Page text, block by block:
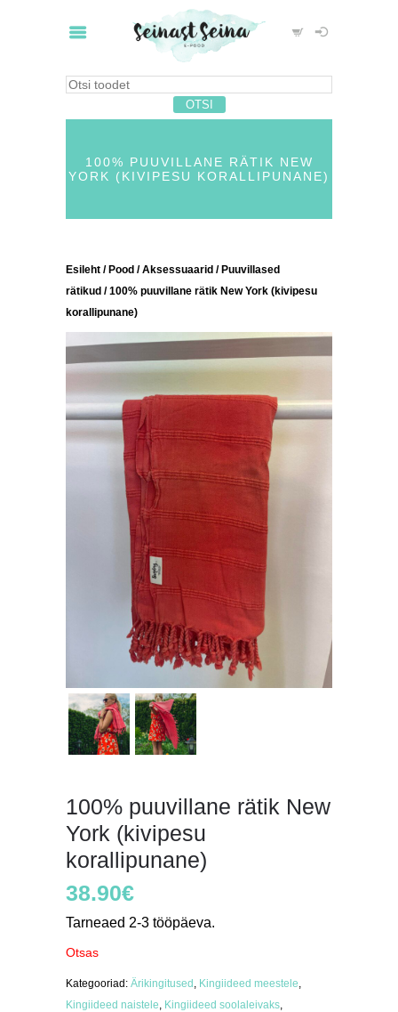
100% PUUVILLANE RÄTIK NEW
YORK (KIVIPESU KORALLIPUNANE)
Esileht / Pood /Aksessuaarid / Puuvillased
rätikud / 100% puuvillane rätik New York (kivipesu
korallipunane)
100% puuvillane rätik New
York (kivipesu
korallipunane)
38.90€
Tarneaed 2-3 tööpäeva.
Otsas
Kategooriad: Ärikingitused , Kingiideed meestele,
Kingiideed naistele, Kingiideed soolaleivaks,